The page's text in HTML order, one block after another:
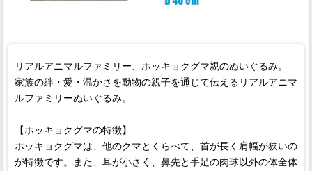
リアルアニマルファミリー、ホッキョクグマ親のぬいぐるみ。
家族の絆・愛・温かさを動物の親子を通じて伝えるリアルアニマ
ルファミリーぬいぐるみ。
【ホッキョクグマの特徴】
ホッキョクグマは、他のクマとくらべて、首が長く肩幅が狭いの
が特徴です。また、耳が小さく、鼻先と手足の肉球以外の体全体